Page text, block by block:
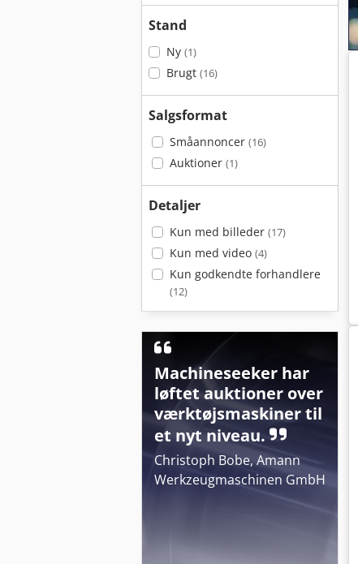
Stand
Ny (1)
Brugt (16)
Salgsformat
Småannoncer (16)
Auktioner (1)
Detaljer
Kun med billeder (17)
Kun med video (4)
Kun godkendte forhandlere
(12)
Machineseeker har
løftet auktioner over
værktøjsmaskiner til
et nyt niveau.
Christoph Bobe, Amann
Werkzeugmaschinen GmbH